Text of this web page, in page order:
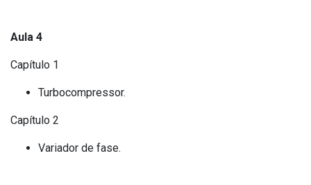
Aula 4
Capítulo 1
Turbocompressor.
Capítulo 2
Variador de fase.